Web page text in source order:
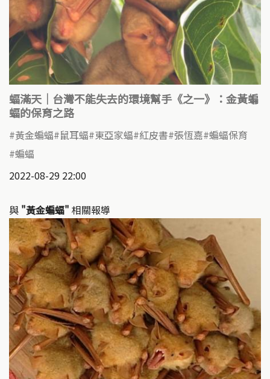
蝠滿天｜台灣不能失去的環境幫手《之一》：金黃蝙
蝠的保育之路
黃金蝙蝠 鼠耳蝠 東亞家蝠 紅皮書 張恆嘉 蝙蝠保育
蝙蝠
2022-08-29 22:00
與 "黃金蝙蝠" 相關報導